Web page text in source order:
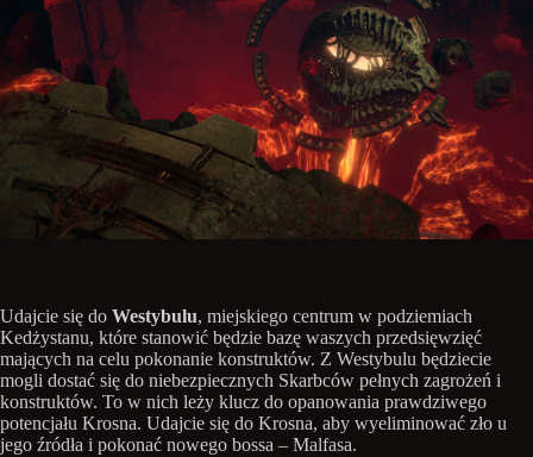
Udajcie się do Westybulu, miejskiego centrum w podziemiach
Kedżystanu, które stanowić będzie bazę waszych przedsięwzięć
mających na celu pokonanie konstruktów. Z Westybulu będziecie
mogli dostać się do niebezpiecznych Skarbców pełnych zagrożeń i
konstruktów. To w nich leży klucz do opanowania prawdziwego
potencjału Krosna. Udajcie się do Krosna, aby wyeliminować zło u
jego źródła i pokonać nowego bossa – Malfasa.